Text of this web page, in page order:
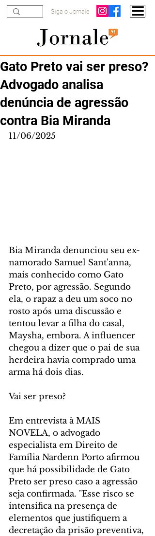
Siga o Jornale
Gato Preto vai ser preso?
Advogado analisa
denúncia de agressão
contra Bia Miranda
11/06/2025
Bia Miranda denunciou seu ex-
namorado Samuel Sant'anna,
mais conhecido como Gato
Preto, por agressão. Segundo
ela, o rapaz a deu um soco no
rosto após uma discussão e
tentou levar a filha do casal,
Maysha, embora. A influencer
chegou a dizer que o pai de sua
herdeira havia comprado uma
arma há dois dias.
Vai ser preso?
Em entrevista à MAIS
NOVELA, o advogado
especialista em Direito de
Família Nardenn Porto afirmou
que há possibilidade de Gato
Preto ser preso caso a agressão
seja confirmada. "Esse risco se
intensifica na presença de
elementos que justifiquem a
decretação da prisão preventiva,